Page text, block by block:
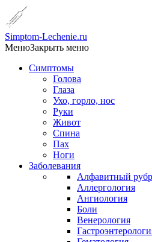
Simptom-Lechenie.ru
МенюЗакрыть меню
Симптомы
Голова
Глаза
Ухо, горло, нос
Руки
Живот
Спина
Пах
Ноги
Заболевания
Алфавитный
Аллергология
Ангиология
Боли
Венерология